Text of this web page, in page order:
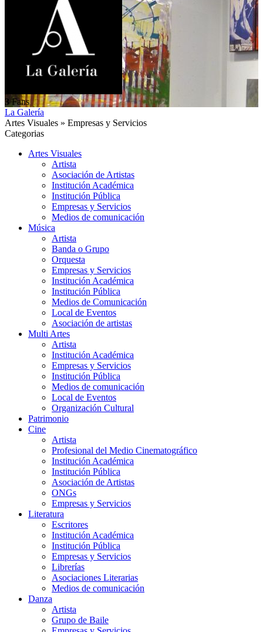
3 Fans
La Galería
Artes Visuales » Empresas y Servicios
Categorias
Artes Visuales
Artista
Asociación de Artistas
Institución Académica
Institución Pública
Empresas y Servicios
Medios de comunicación
Música
Artista
Banda o Grupo
Orquesta
Empresas y Servicios
Institución Académica
Institución Pública
Medios de Comunicación
Local de Eventos
Asociación de artistas
Multi Artes
Artista
Institución Académica
Empresas y Servicios
Institución Pública
Medios de comunicación
Local de Eventos
Organización Cultural
Patrimonio
Cine
Artista
Profesional del Medio Cinematográfico
Institución Académica
Institución Pública
Asociación de Artistas
ONGs
Empresas y Servicios
Literatura
Escritores
Institución Académica
Institución Pública
Empresas y Servicios
Librerías
Asociaciones Literarias
Medios de comunicación
Danza
Artista
Grupo de Baile